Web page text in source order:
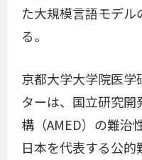
た大規模言語モデ
る。
京都大学大学院医学
ターは、国立研究
構（AMED）の難治
日本を代表する公的